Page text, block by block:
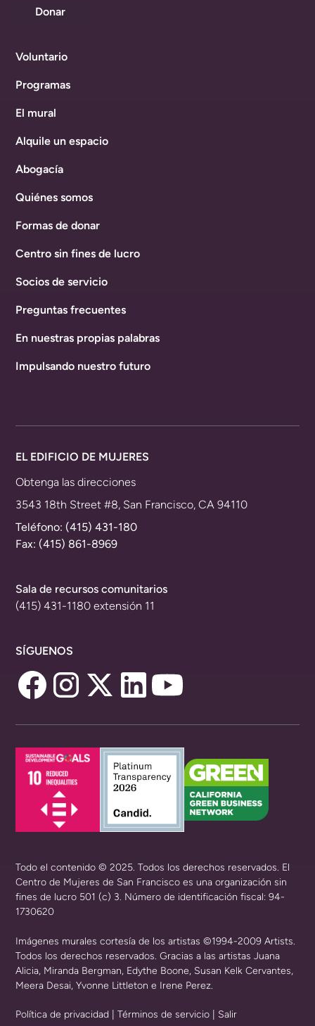
Donar
Voluntario
Programas
El mural
Alquile un espacio
Abogacía
Quiénes somos
Formas de donar
Centro sin fines de lucro
Socios de servicio
Preguntas frecuentes
En nuestras propias palabras
Impulsando nuestro futuro
EL EDIFICIO DE MUJERES
Obtenga las direcciones
3543 18th Street #8, San Francisco, CA 94110
Teléfono: (415) 431-180
Fax: (415) 861-8969
Sala de recursos comunitarios
(415) 431-1180 extensión 11
SÍGUENOS
Todo el contenido © 2025. Todos los derechos reservados. El
Centro de Mujeres de San Francisco es una organización sin
fines de lucro 501 (c) 3. Número de identificación fiscal: 94-
1730620
Imágenes murales cortesía de los artistas ©1994-2009 Artists.
Todos los derechos reservados. Gracias a las artistas Juana
Alicia, Miranda Bergman, Edythe Boone, Susan Kelk Cervantes,
Meera Desai, Yvonne Littleton e Irene Perez.
Política de privacidad |Términos de servicio Salir